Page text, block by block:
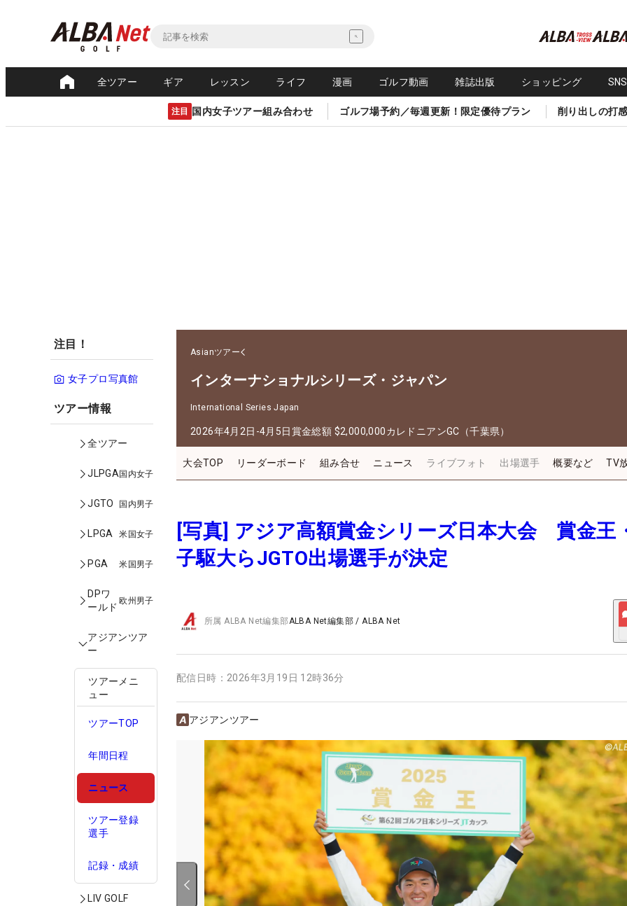
全ツアー ギア レッスン ライフ 漫画 ゴルフ動画 雑誌出版 ショッピング
注目 国内女子ツアー組み合わせ ゴルフ場予約／毎週更新！限定優待プラン 削り出しの打
注目！
女子プロ写真館
ツアー情報
全ツアー
JLPGA国内女子
JGTO 国内男子
LPGA 米国女子
PGA 米国男子
DPワ
ールド
欧州男子
アジアンツア
ー
ツアーメニ
ュー
ツアーTOP
年間日程
ニュース
ツアー登録
選手
記録・成績
LIV GOLF
Asianツアー
インターナショナルシリーズ・ジャパン
International Series Japan
2026年4月2日-4月5日 賞金総額 $2,000,000カレドニアンGC（千葉県）
大会TOP リーダーボード 組み合せ ニュース ライブフォト 出場選手 概要など TV
[写真] アジア高額賞金シリーズ日本大会 賞金王
子駆大らJGTO出場選手が決定
所属ALBA Net編集部ALBA Net編集部 /ALBA Net
配信日時： 2026年3月19日 12時36分
アジアンツアー